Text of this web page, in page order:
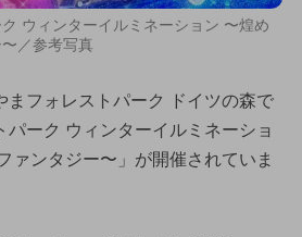
ウィンターイルミネーション 〜煌め
／参考写真
まフォレストパーク ドイツの森で
パーク ウィンターイルミネーショ
ァンタジー〜」が開催されていま